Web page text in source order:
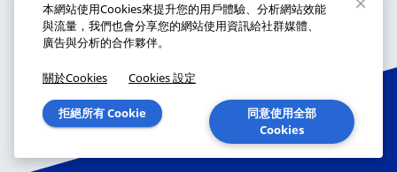
本網站使用Cookies來提升您的用戶體驗、分析網站效能
與流量，我們也會分享您的網站使用資訊給社群媒體、
廣告與分析的合作夥伴。
關於Cookies Cookies 設定
拒絕所有 Cookie
同意使用全部
Cookies